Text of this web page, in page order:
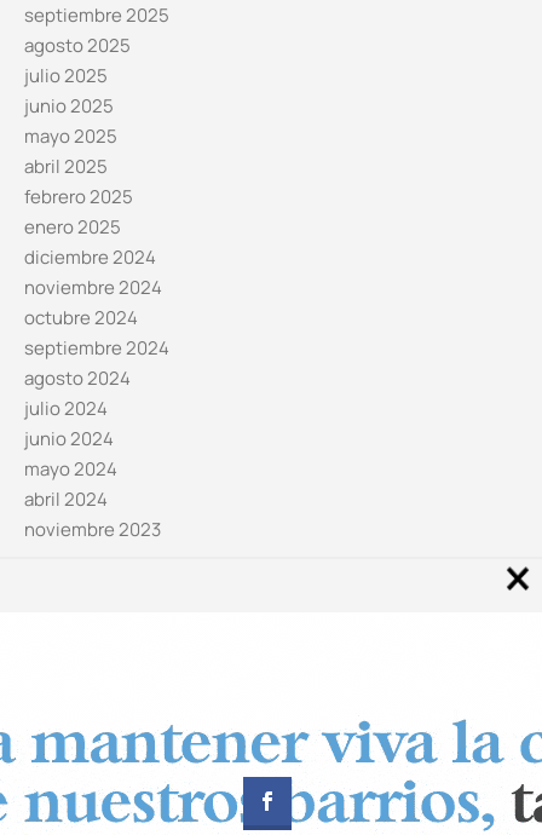
septiembre 2025
agosto 2025
julio 2025
junio 2025
mayo 2025
abril 2025
febrero 2025
enero 2025
diciembre 2024
noviembre 2024
octubre 2024
septiembre 2024
agosto 2024
julio 2024
junio 2024
mayo 2024
abril 2024
noviembre 2023